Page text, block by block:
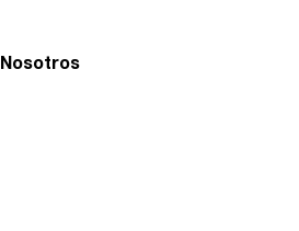
Nosotros